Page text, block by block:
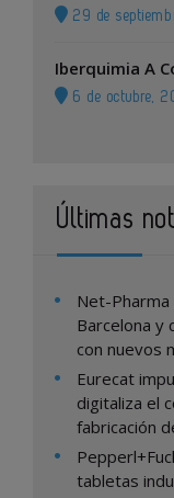
29 de
Iberquimia A
6 de octubre,
Últimas
Net-Pharma
Barcelona y
con nuevos
Eurecat
digitaliza el
fabricación
tabletas